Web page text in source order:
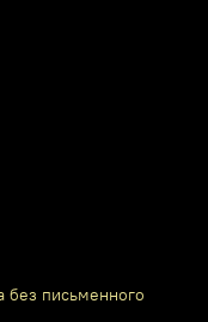
без письменного